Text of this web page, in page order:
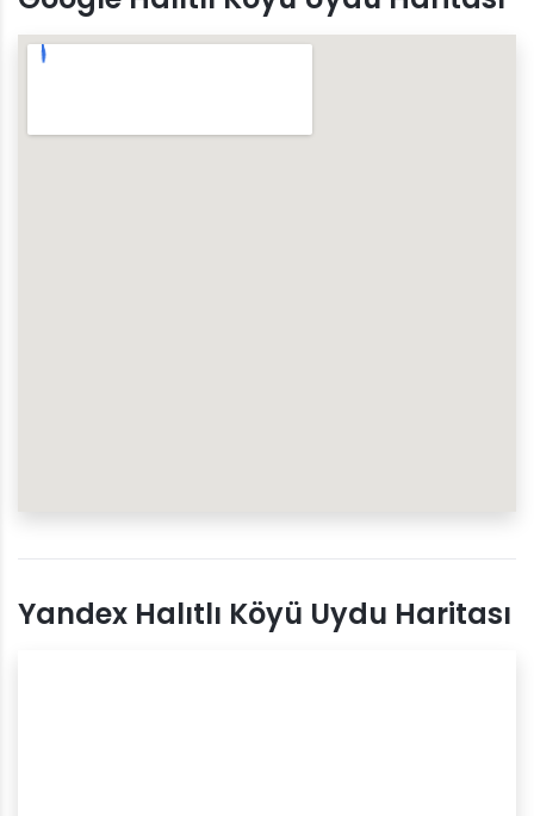
Yandex Halıtlı Köyü Uydu Haritası